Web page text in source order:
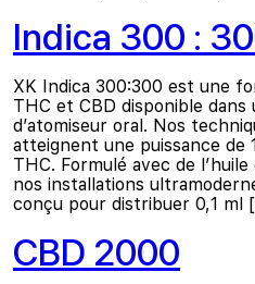
Indica 300 :
XK Indica 300:300 est une
THC et CBD disponible
d’atomiseur oral. Nos
atteignent une puissance de
THC. Formulé avec de
nos installations
conçu pour distribuer 0,1 ml
CBD 2000